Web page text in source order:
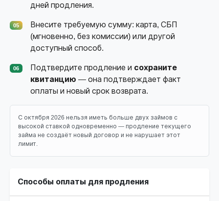
дней продления.
05
Внесите требуемую сумму: карта, СБП
(мгновенно, без комиссии) или другой
доступный способ.
06 Подтвердите продление и сохраните
квитанцию — она подтверждает факт
оплаты и новый срок возврата.
С октября 2026 нельзя иметь больше двух займов с
высокой ставкой одновременно — продление текущего
займа не создаёт новый договор и не нарушает этот
лимит.
Способы оплаты для продления